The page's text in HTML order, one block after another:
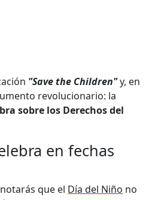
"Save the Children"y, en
revolucionario: la
sobre los Derechos del
en fechas
que el Día del Niño no